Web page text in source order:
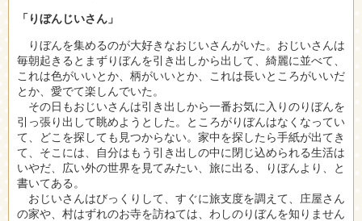
「りぼんじいさん」
りぼんを集めるのが大好きなおじいさんがいた。おじいさんは
毎朝起きるとまずりぼんを引き出しから出して、綺麗に並べて、
これは色がいいとか、柄がいいとか、これは長いところがいいだ
とか、愛でて楽しんでいた。
その日もおじいさんは引き出しから一番お気に入りのりぼんを
引っ張り出して眺めようとした。ところがりぼんはなくなってい
て、どこを探しても見つからない。家中を探したら手紙が出てき
て、そこには、自分はもう引き出しの中に閉じ込められる生活は
いやだ、広い外の世界を見てみたい、旅に出る、りぼんより、と
書いてある。
おじいさんはびっくりして、すぐに旅支度を調えて、庄屋さん
の家や、村はずれのお寺を訪ねては、わしのりぼんを知りません